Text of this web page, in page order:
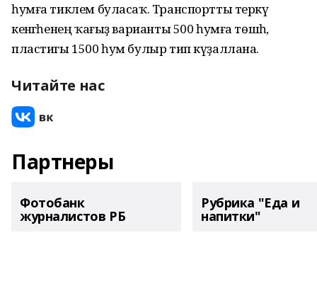
һумға тиклем буласаҡ. Транспортты теркәү
кенәгәһенең ҡағыҙ варианты 500 һумға төшһә,
пластигы 1500 һум булыр тип күҙаллана.
Читайте нас
Партнеры
Фотобанк
журналистов РБ
Рубрика "Еда и
напитки"